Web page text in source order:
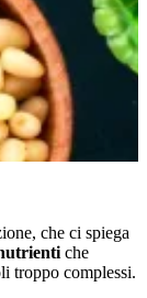
che ci spiega
che
troppo complessi.